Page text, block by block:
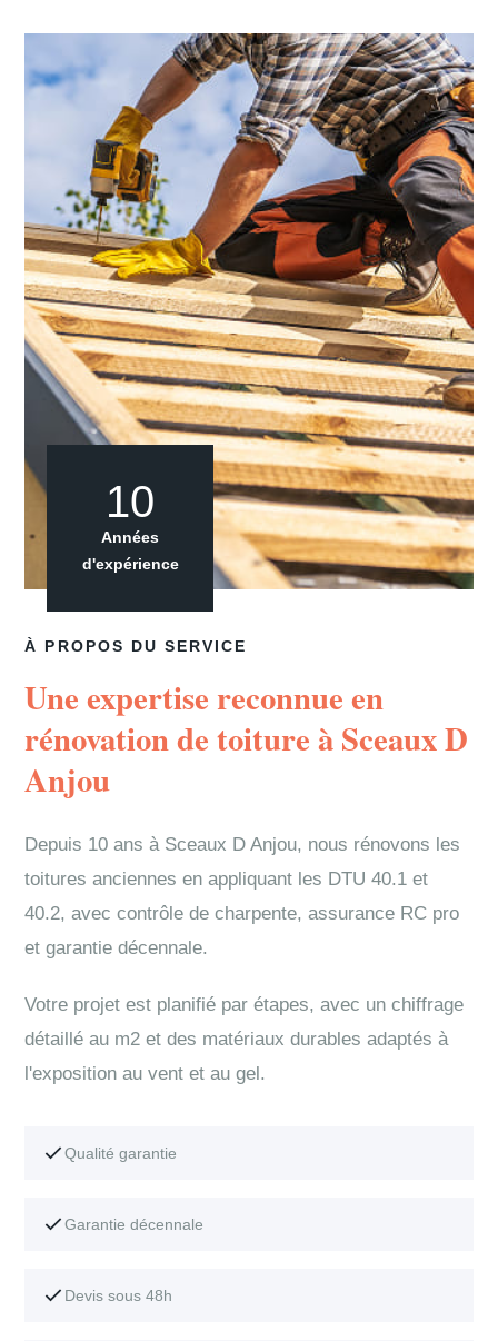
À PROPOS DU SERVICE
Une expertise reconnue en
rénovation de toiture à Sceaux D
Anjou
Depuis 10 ans à Sceaux D Anjou, nous rénovons les
toitures anciennes en appliquant les DTU 40.1 et
40.2, avec contrôle de charpente, assurance RC pro
et garantie décennale.
Votre projet est planifié par étapes, avec un chiffrage
détaillé au m2 et des matériaux durables adaptés à
l'exposition au vent et au gel.
Qualité garantie
Garantie décennale
Devis sous 48h
10
Années
d'expérience